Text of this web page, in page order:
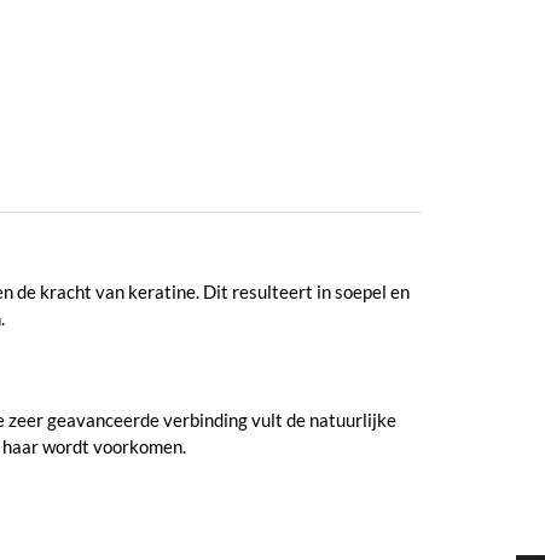
de kracht van keratine. Dit resulteert in soepel en
zeer geavanceerde verbinding vult de natuurlijke
wordt voorkomen.